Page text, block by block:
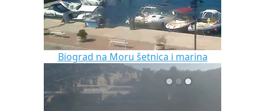
Biograd na Moru šetnica i marina